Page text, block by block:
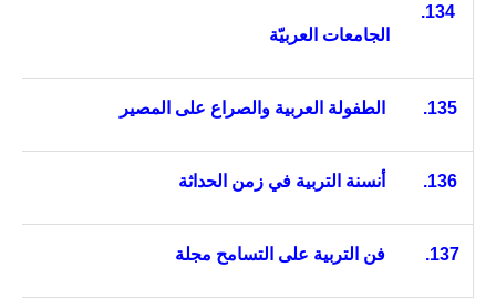
134.
الجامعات العربيّة
135. الطفولة العربية والصراع على المصير
136. أنسنة التربية في زمن الحداثة
137. فن التربية على التسامح مجلة